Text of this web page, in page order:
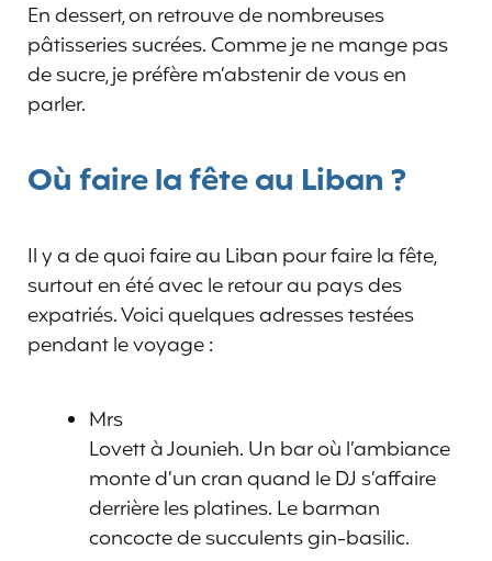
En dessert, on retrouve de nombreuses
pâtisseries sucrées. Comme je ne mange pas
de sucre, je préfère m’abstenir de vous en
parler.
Où faire la fête au Liban ?
Il y a de quoi faire au Liban pour faire la fête,
surtout en été avec le retour au pays des
expatriés. Voici quelques adresses testées
pendant le voyage :
Mrs
Lovett à Jounieh. Un bar où l’ambiance
monte d’un cran quand le DJ s’affaire
derrière les platines. Le barman
concocte de succulents gin-basilic.